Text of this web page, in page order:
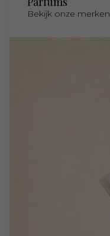
Bekijk onze merken